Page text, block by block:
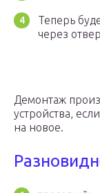
Теперь
через
Демонтаж
устройства,
на новое.